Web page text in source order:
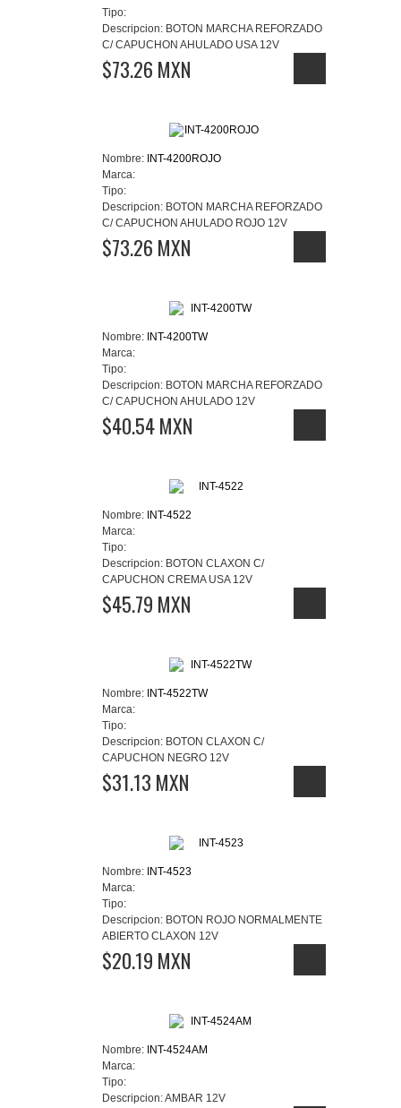
Tipo:
Descripcion: BOTON MARCHA REFORZADO
C/ CAPUCHON AHULADO USA 12V
$73.26 MXN
Nombre: INT-4200ROJO
Marca:
Tipo:
Descripcion: BOTON MARCHA REFORZADO
C/ CAPUCHON AHULADO ROJO 12V
$73.26 MXN
Nombre: INT-4200TW
Marca:
Tipo:
Descripcion: BOTON MARCHA REFORZADO
C/ CAPUCHON AHULADO 12V
$40.54 MXN
Nombre: INT-4522
Marca:
Tipo:
Descripcion: BOTON CLAXON C/
CAPUCHON CREMA USA 12V
$45.79 MXN
Nombre: INT-4522TW
Marca:
Tipo:
Descripcion: BOTON CLAXON C/
CAPUCHON NEGRO 12V
$31.13 MXN
Nombre: INT-4523
Marca:
Tipo:
Descripcion: BOTON ROJO NORMALMENTE
ABIERTO CLAXON 12V
$20.19 MXN
Nombre: INT-4524AM
Marca:
Tipo:
Descripcion:AMBAR 12V